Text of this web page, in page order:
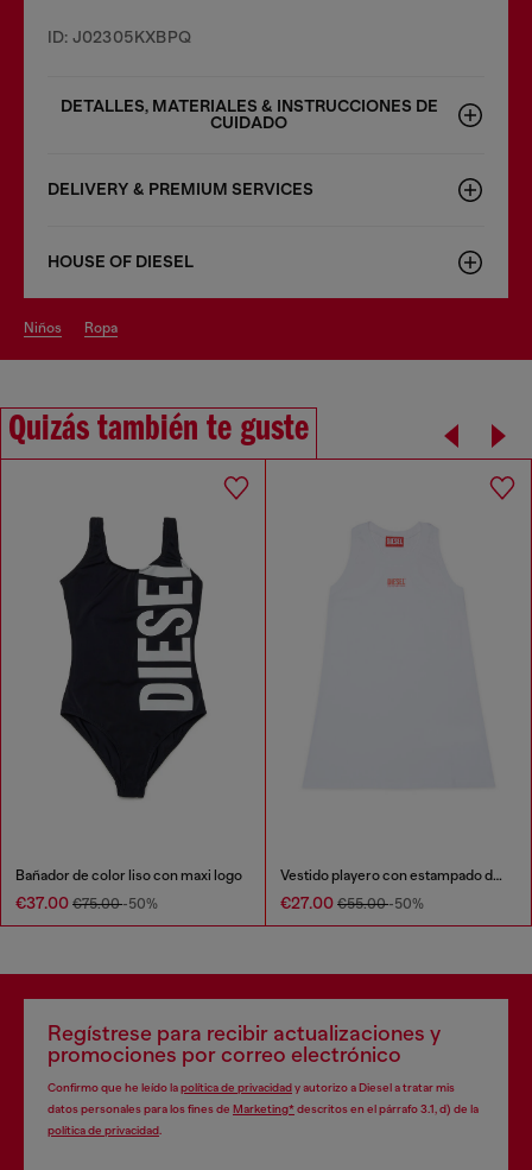
ID: J02305KXBPQ
DETALLES, MATERIALES & INSTRUCCIONES DE
CUIDADO
DELIVERY & PREMIUM SERVICES
HOUSE OF DIESEL
niños ropa
Quizás también te guste
Bañador de color liso con maxi logo
€37.00 €75.00-50%
Vestido playero con estampado de logotipo
€27.00 €55.00-50%
Regístrese para recibir actualizaciones y
promociones por correo electrónico
Confirmo que he leído lapolítica de privacidady autorizo a Diesel a tratar mis
datos personales para los fines de Marketing*descritos en el párrafo 3.1, d) de la
política de privacidad